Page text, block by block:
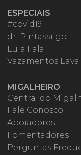
ESPECIAIS
#covid19
dr. Pintassilgo
Lula Fala
Vazamentos Lava
MIGALHEIRO
Central do
Fale Conosco
Apoiadores
Fomentadores
Perguntas